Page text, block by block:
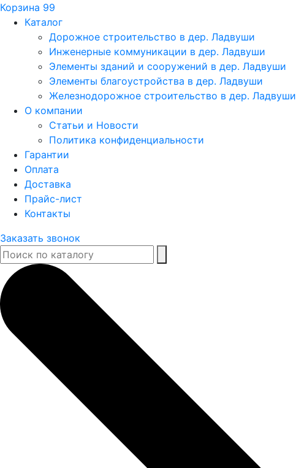
Корзина 99
Каталог
Дорожное строительство в дер. Ладвуши
Инженерные коммуникации в дер. Ладвуши
Элементы зданий и сооружений в дер. Ладвуши
Элементы благоустройства в дер. Ладвуши
Железнодорожное строительство в дер. Ладвуши
О компании
Статьи и Новости
Политика конфиденциальности
Гарантии
Оплата
Доставка
Прайс-лист
Контакты
Заказать звонок